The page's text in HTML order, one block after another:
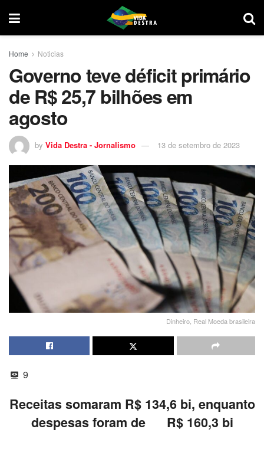
Home Noticias
Governo teve déficit primário
de R$ 25,7 bilhões em
agosto
by Vida Destra - Jornalismo 13 de setembro de 2023
Dinheiro, Real Moeda brasileira
9
Receitas somaram R$ 134,6 bi, enquanto
despesas foram de R$ 160,3 bi